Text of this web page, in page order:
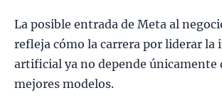
La posible entrada de Meta al
refleja cómo la carrera por liderar la
artificial ya no depende únicamente
mejores modelos.